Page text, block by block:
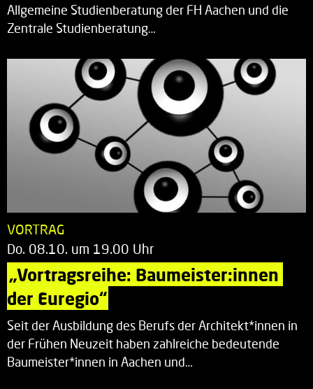
Allgemeine Studienberatung der FH Aachen und die
Zentrale Studienberatung…
VORTRAG
Do. 08.10. um 19.00 Uhr
„Vortragsreihe: Baumeister:innen
der Euregio“
Seit der Ausbildung des Berufs der Architekt*innen in
der Frühen Neuzeit haben zahlreiche bedeutende
Baumeister*innen in Aachen und…